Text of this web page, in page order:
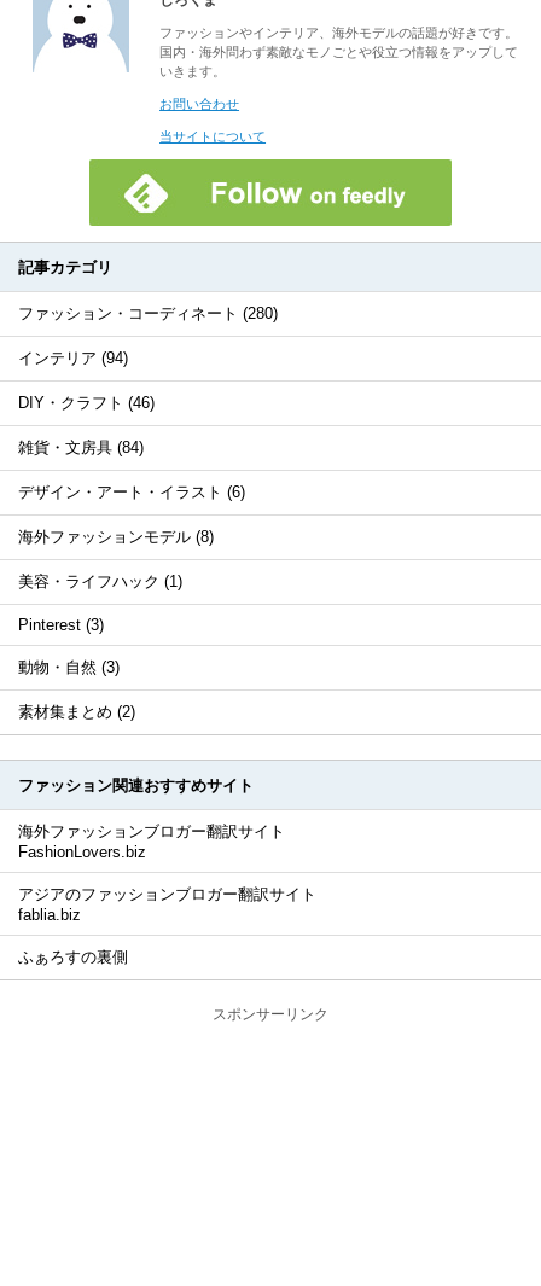
ファッションやインテリア、海外モデルの話題が好きです。
国内・海外問わず素敵なモノごとや役立つ情報をアップして
いきます。
お問い合わせ
当サイトについて
記事カテゴリ
ファッション・コーディネート (280)
インテリア (94)
DIY・クラフト (46)
雑貨・文房具 (84)
デザイン・アート・イラスト (6)
海外ファッションモデル (8)
美容・ライフハック (1)
Pinterest (3)
動物・自然 (3)
素材集まとめ (2)
ファッション関連おすすめサイト
海外ファッションブロガー翻訳サイト
FashionLovers.biz
アジアのファッションブロガー翻訳サイト
fablia.biz
ふぁろすの裏側
スポンサーリンク